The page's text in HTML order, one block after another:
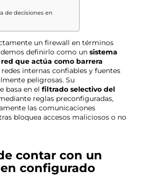
de decisiones en
un firewall en términos
definirlo como un sistema
que actúa como barrera
internas confiables y fuentes
peligrosas. Su
basa en el filtrado selectivo del
reglas preconfiguradas,
las comunicaciones
bloquea accesos maliciosos o no
contar con un
configurado